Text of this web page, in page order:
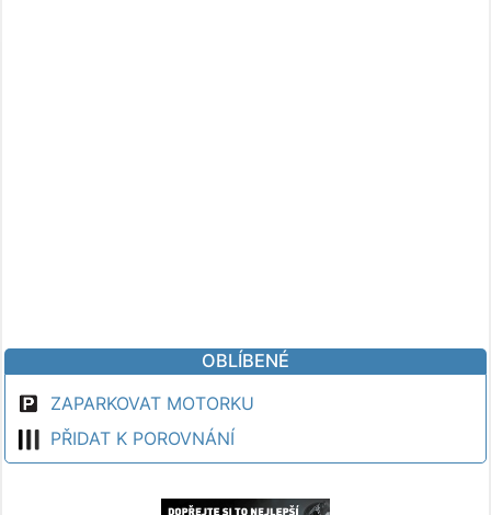
OBLÍBENÉ
ZAPARKOVAT MOTORKU
PŘIDAT K POROVNÁNÍ